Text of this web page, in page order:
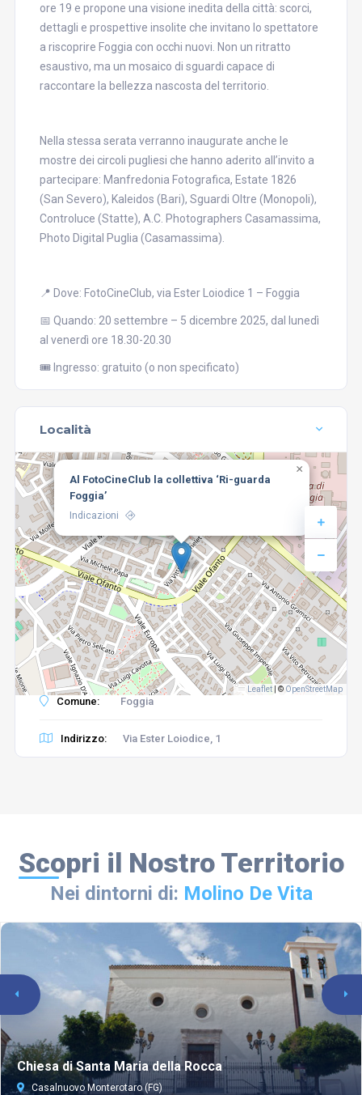
ore 19 e propone una visione inedita della città: scorci,
dettagli e prospettive insolite che invitano lo spettatore
a riscoprire Foggia con occhi nuovi. Non un ritratto
esaustivo, ma un mosaico di sguardi capace di
raccontare la bellezza nascosta del territorio.
Nella stessa serata verranno inaugurate anche le
mostre dei circoli pugliesi che hanno aderito all’invito a
partecipare: Manfredonia Fotografica, Estate 1826
(San Severo), Kaleidos (Bari), Sguardi Oltre (Monopoli),
Controluce (Statte), A.C. Photographers Casamassima,
Photo Digital Puglia (Casamassima).
📍 Dove: FotoCineClub, via Ester Loiodice 1 – Foggia
📅 Quando: 20 settembre – 5 dicembre 2025, dal lunedì
al venerdì ore 18.30-20.30
🎟️ Ingresso: gratuito (o non specificato)
Località
Al FotoCineClub la collettiva ‘Ri-guarda
Foggia’
Indicazioni
×
Leaflet © OpenStreetMap
Comune: Foggia
Indirizzo: Via Ester Loiodice, 1
Scopri il Nostro Territorio
Nei dintorni di: Molino De Vita
Chiesa di Santa Maria della Rocca
Casalnuovo Monterotaro (FG)